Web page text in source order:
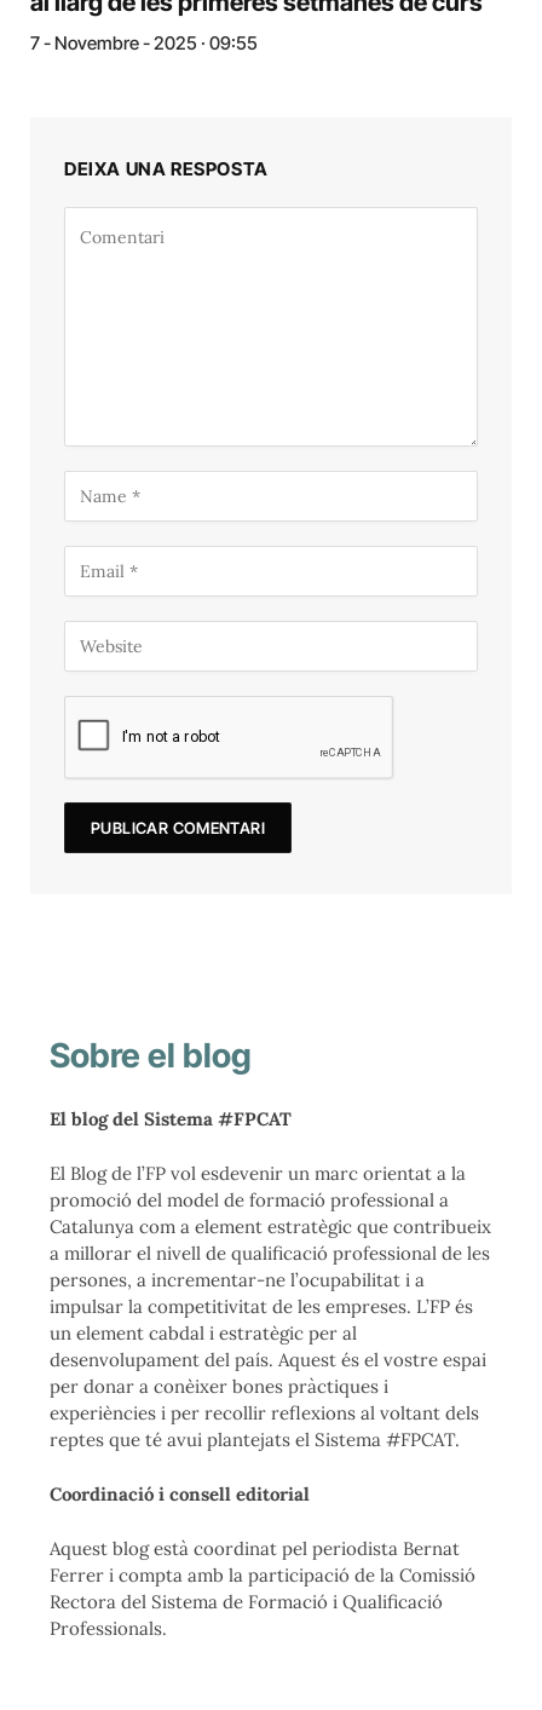
7 - Novembre - 2025 · 09:55
DEIXA UNA RESPOSTA
Sobre el blog
El blog del Sistema #FPCAT
El Blog de l’FP vol esdevenir un marc orientat a la
promoció del model de formació professional a
Catalunya com a element estratègic que contribueix
a millorar el nivell de qualificació professional de les
persones, a incrementar-ne l’ocupabilitat i a
impulsar la competitivitat de les empreses. L’FP és
un element cabdal i estratègic per al
desenvolupament del país. Aquest és el vostre espai
per donar a conèixer bones pràctiques i
experiències i per recollir reflexions al voltant dels
reptes que té avui plantejats el Sistema #FPCAT.
Coordinació i consell editorial
Aquest blog està coordinat pel periodista Bernat
Ferrer i compta amb la participació de la Comissió
Rectora del Sistema de Formació i Qualificació
Professionals.